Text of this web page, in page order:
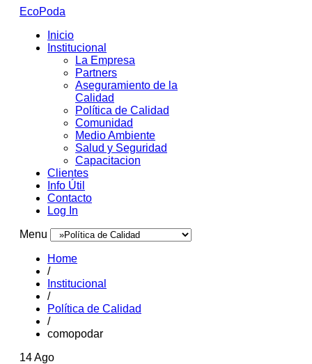
EcoPoda
Inicio
Institucional
La Empresa
Partners
Aseguramiento de la
Calidad
Política de Calidad
Comunidad
Medio Ambiente
Salud y Seguridad
Capacitacion
Clientes
Info Útil
Contacto
Log In
Menu
Home
/
Institucional
/
Política de Calidad
/
comopodar
14 Ago